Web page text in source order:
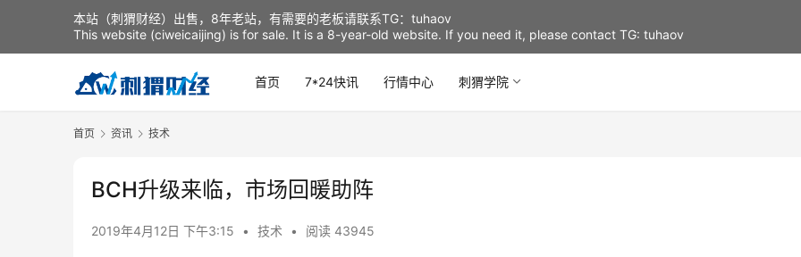
首页 7*24快讯 行情中心 刺猬学院
首页 资讯 技术
BCH升级来临，市场回暖助阵
2019年4月12日 下午3:15 • 技术 • 阅读 43945
本站（刺猬财经）出售，8年老站，有需要的老板请联系TG：tuhaov
This website (ciweicaijing) is for sale. It is a 8-year-old website. If you need it, please contact TG: tuhaov